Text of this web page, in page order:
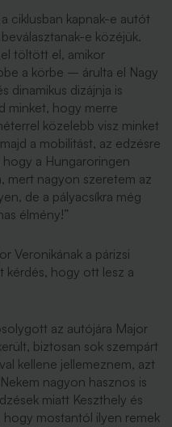
ciklusban kapnak-e autót
e közéjük.
töltött el, amikor
a körbe – árulta el Nagy
dinamikus dizájnja is
minket, hogy merre
közelebb visz minket
a mobilitást, az edzésre
a Hungaroringen
mert nagyon szeretem az
de a pályacsíkra még
élmény!”
Veronikának a párizsi
kérdés, hogy ott lesz a
az autójára Major
biztosan sok szempárt
kellene jellemeznem, azt
nagyon hasznos is
miatt Keszthely és
mostantól ilyen remek